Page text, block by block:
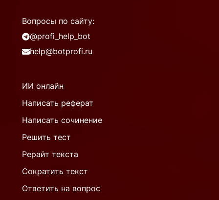
Вопросы по сайту:
@profi_help_bot
help@botprofi.ru
ИИ онлайн
Написать реферат
Написать сочинение
Решить тест
Рерайт текста
Сократить текст
Ответить на вопрос